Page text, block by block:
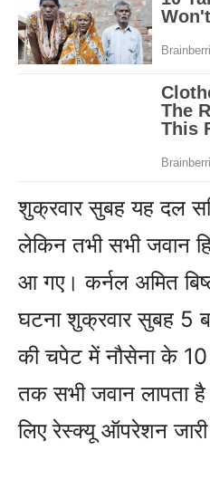
शुक्रवार सुबह यह दल
लेकिन तभी सभी जवान
आ गए। कर्नल अमित
घटना शुक्रवार सुबह 5
की चपेट में नौसेना के
तक सभी जवान लापता
लिए रेस्क्यू ऑपरेशन